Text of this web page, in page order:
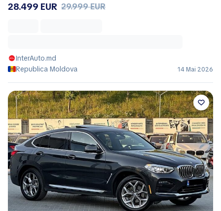
28.499 EUR 29.999 EUR
InterAuto.md
Republica Moldova
14 Mai 2026